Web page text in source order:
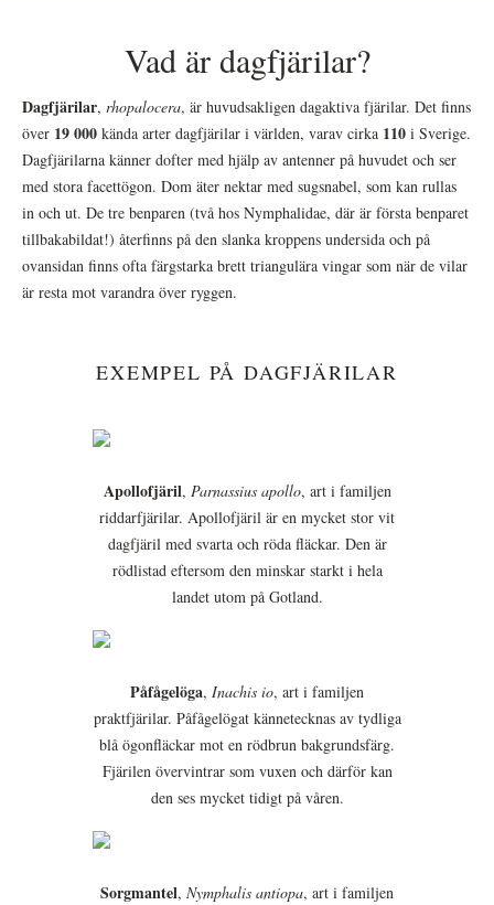
Vad är dagfjärilar?
Dagfjärilar, rhopalocera, är huvudsakligen dagaktiva fjärilar. Det finns
över 19 000 kända arter dagfjärilar i världen, varav cirka 110 i Sverige.
Dagfjärilarna känner dofter med hjälp av antenner på huvudet och ser
med stora facettögon. Dom äter nektar med sugsnabel, som kan rullas
in och ut. De tre benparen (två hos Nymphalidae, där är första benparet
tillbakabildat!) återfinns på den slanka kroppens undersida och på
ovansidan finns ofta färgstarka brett triangulära vingar som när de vilar
är resta mot varandra över ryggen.
EXEMPEL PÅ DAGFJÄRILAR
Apollofjäril, Parnassius apollo, art i familjen
riddarfjärilar. Apollofjäril är en mycket stor vit
dagfjäril med svarta och röda fläckar. Den är
rödlistad eftersom den minskar starkt i hela
landet utom på Gotland.
Påfågelöga, Inachis io, art i familjen
praktfjärilar. Påfågelögat kännetecknas av tydliga
blå ögonfläckar mot en rödbrun bakgrundsfärg.
Fjärilen övervintrar som vuxen och därför kan
den ses mycket tidigt på våren.
Sorgmantel, Nymphalis antiopa, art i familjen